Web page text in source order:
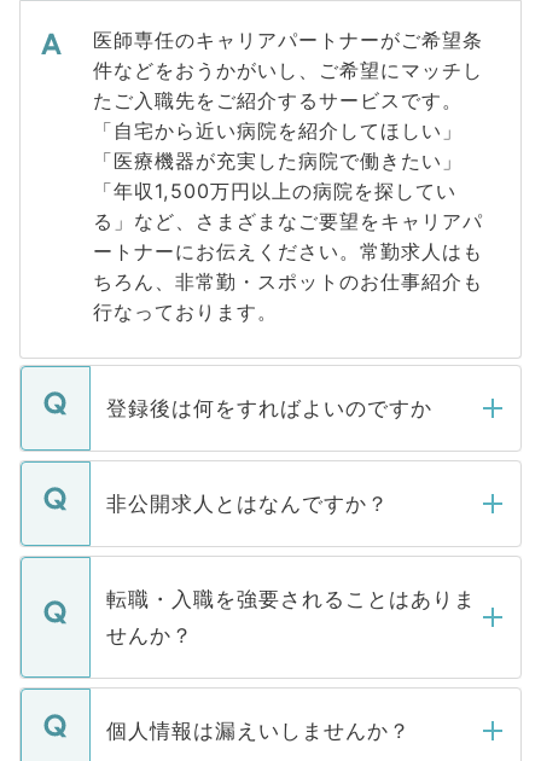
医師専任のキャリアパートナーがご希望条
件などをおうかがいし、ご希望にマッチし
たご入職先をご紹介するサービスです。
「自宅から近い病院を紹介してほしい」
「医療機器が充実した病院で働きたい」
「年収1,500万円以上の病院を探してい
る」など、さまざまなご要望をキャリアパ
ートナーにお伝えください。常勤求人はも
ちろん、非常勤・スポットのお仕事紹介も
行なっております。
登録後は何をすればよいのですか
ご登録いただきましたら、弊社担当者がご
登録内容を確認し、その後メールもしくは
ます。通常、5営業日以内にはご連絡をせて
いただきますので、しばらくお待ちくださ
非公開求人とはなんですか？
マイナビDOCTORで取り扱っている求人の
うち約3割は、Webサイトからご覧いただ
けない「非公開求人」です。非公開求人は
下記の理由によって、一般には公開してい
ません。
■応募殺到を避けるため 人気のある医療機
転職・入職を強要されることはありま
せんか？
転職・入職を強要することは一切ありませ
ん。また、仮に応募先から内定をいただい
個人情報は漏えいしませんか？